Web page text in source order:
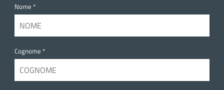
Nome *
Cognome *